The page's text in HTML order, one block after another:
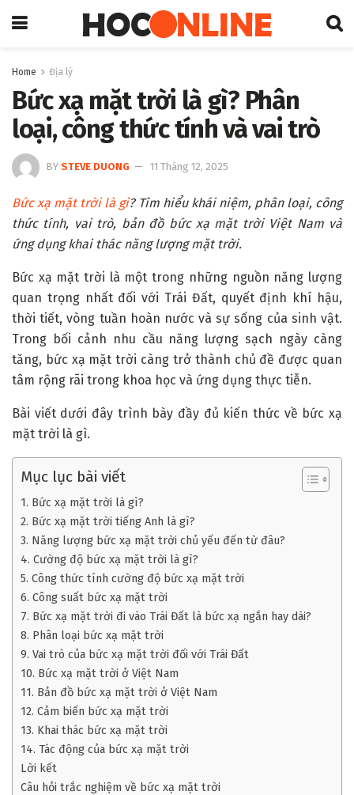
Home Địa lý
Bức xạ mặt trời là gì? Phân
loại, công thức tính và vai trò
BY STEVE DUONG 11 Tháng 12, 2025
Bức xạ mặt trời là gì? Tìm hiểu khái niệm, phân loại, công
thức tính, vai trò, bản đồ bức xạ mặt trời Việt Nam và
ứng dụng khai thác năng lượng mặt trời.
Bức xạ mặt trời là một trong những nguồn năng lượng
quan trọng nhất đối với Trái Đất, quyết định khí hậu,
thời tiết, vòng tuần hoàn nước và sự sống của sinh vật.
Trong bối cảnh nhu cầu năng lượng sạch ngày càng
tăng, bức xạ mặt trời càng trở thành chủ đề được quan
tâm rộng rãi trong khoa học và ứng dụng thực tiễn.
Bài viết dưới đây trình bày đầy đủ kiến thức về bức xạ
mặt trời là gì.
Mục lục bài viết
1. Bức xạ mặt trời là gì?
2. Bức xạ mặt trời tiếng Anh là gì?
3. Năng lượng bức xạ mặt trời chủ yếu đến từ đâu?
4. Cường độ bức xạ mặt trời là gì?
5. Công thức tính cường độ bức xạ mặt trời
6. Công suất bức xạ mặt trời
7. Bức xạ mặt trời đi vào Trái Đất là bức xạ ngắn hay dài?
8. Phân loại bức xạ mặt trời
9. Vai trò của bức xạ mặt trời đối với Trái Đất
10. Bức xạ mặt trời ở Việt Nam
11. Bản đồ bức xạ mặt trời ở Việt Nam
12. Cảm biến bức xạ mặt trời
13. Khai thác bức xạ mặt trời
14. Tác động của bức xạ mặt trời
Lời kết
Câu hỏi trắc nghiệm về bức xạ mặt trời